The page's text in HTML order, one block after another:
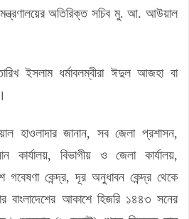
অতিরিক্ত সচিব মু. আ. আউয়াল
ইসলাম ধর্মাবলম্বীরা ঈদুল আজহা বা
হাওলাদার জানান, সব জেলা প্রশাসন,
কার্যালয়, বিভাগীয় ও জেলা কার্যালয়,
কেন্দ্র, দূর অনুধাবন কেন্দ্র থেকে
বাংলাদেশের আকাশে হিজরি ১৪৪৩ সনের